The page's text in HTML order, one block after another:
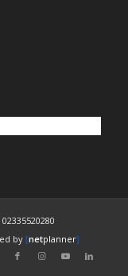
by [netplanner]